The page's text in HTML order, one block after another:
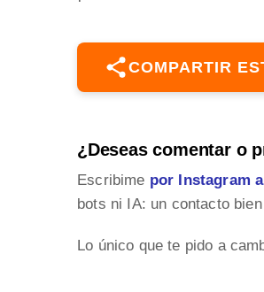
COMPARTIR
¿Deseas comentar o
Escribime por Instagram
bots ni IA: un contacto
Lo único que te pido a